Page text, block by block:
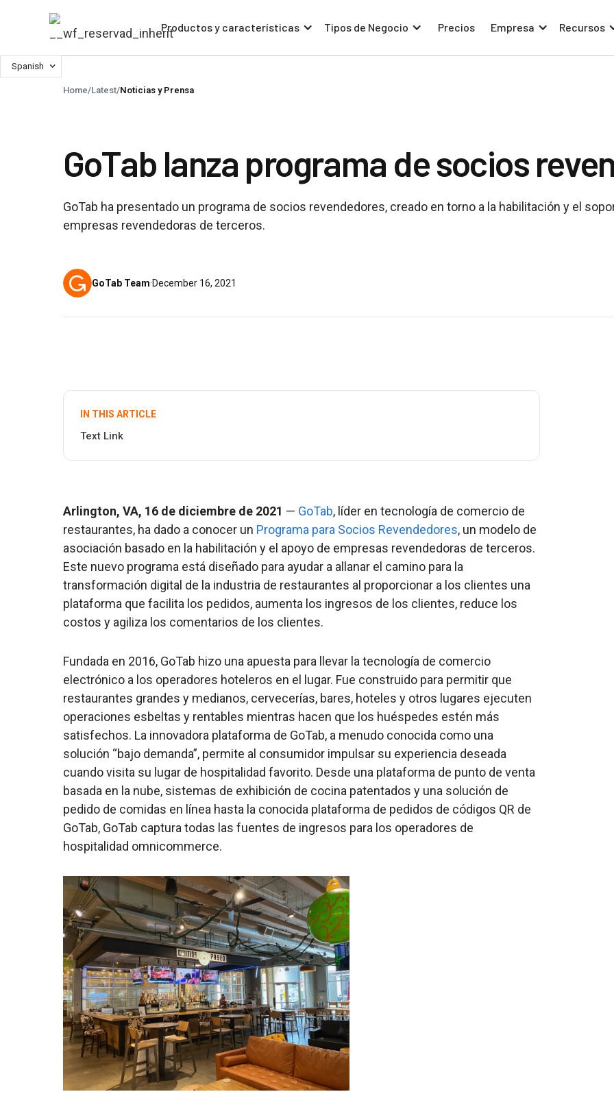
Productos y características Tipos de Negocio Precios Empresa Recursos
Spanish
Home/Latest/Noticias y Prensa
GoTab lanza programa de socios
GoTab ha presentado un programa de socios revendedores, creado en torno a la habilitación y el
empresas revendedoras de terceros.
GoTab Team·December 16, 2021
IN THIS ARTICLE
Text Link
Arlington, VA, 16 de diciembre de 2021 — GoTab, líder en tecnología de comercio de
restaurantes, ha dado a conocer un Programa para Socios Revendedores, un modelo de
asociación basado en la habilitación y el apoyo de empresas revendedoras de terceros.
Este nuevo programa está diseñado para ayudar a allanar el camino para la
transformación digital de la industria de restaurantes al proporcionar a los clientes una
plataforma que facilita los pedidos, aumenta los ingresos de los clientes, reduce los
costos y agiliza los comentarios de los clientes.
Fundada en 2016, GoTab hizo una apuesta para llevar la tecnología de comercio
electrónico a los operadores hoteleros en el lugar. Fue construido para permitir que
restaurantes grandes y medianos, cervecerías, bares, hoteles y otros lugares ejecuten
operaciones esbeltas y rentables mientras hacen que los huéspedes estén más
satisfechos. La innovadora plataforma de GoTab, a menudo conocida como una
solución “bajo demanda”, permite al consumidor impulsar su experiencia deseada
cuando visita su lugar de hospitalidad favorito. Desde una plataforma de punto de venta
basada en la nube, sistemas de exhibición de cocina patentados y una solución de
pedido de comidas en línea hasta la conocida plataforma de pedidos de códigos QR de
GoTab, GoTab captura todas las fuentes de ingresos para los operadores de
hospitalidad omnicommerce.